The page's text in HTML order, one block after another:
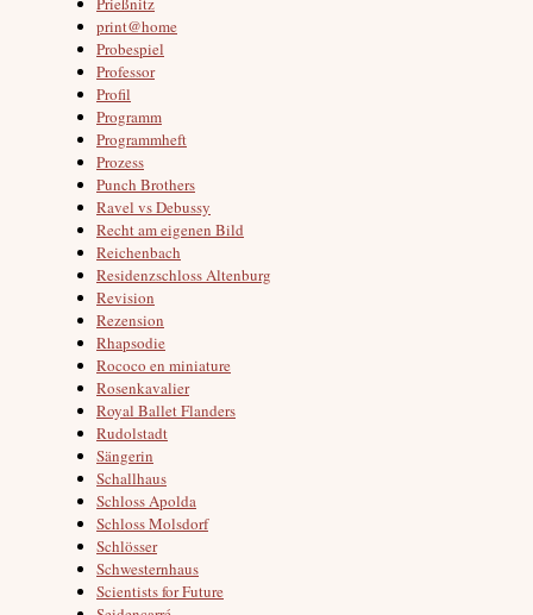
print@home
Probespiel
Professor
Profil
Programm
Programmheft
Prozess
Punch Brothers
Ravel vs Debussy
Recht am eigenen Bild
Reichenbach
Residenzschloss Altenburg
Revision
Rezension
Rhapsodie
Rococo en miniature
Rosenkavalier
Royal Ballet Flanders
Rudolstadt
Sängerin
Schallhaus
Schloss Apolda
Schloss Molsdorf
Schlösser
Schwesternhaus
Scientists for Future